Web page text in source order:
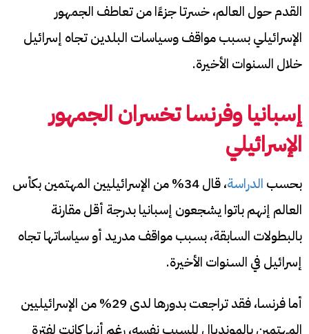
القدم حول العالم، خسرتا جزءًا من تعاطف الجمهور
الإسرائيلي بسبب مواقف وسياسات البلدين تجاه إسرائيل
خلال السنوات الأخيرة.
إسبانيا وفرنسا تخسران الجمهور
الإسرائيلي
بحسب الدراسة
، قال 34% من الإسرائيليين المهتمين بكأس
العالم إنهم باتوا يشجعون إسبانيا بدرجة أقل مقارنة
بالبطولات السابقة، بسبب مواقف مدريد أو سياساتها تجاه
إسرائيل في السنوات الأخيرة.
أما فرنسا، فقد تراجعت بدورها لدى 29% من الإسرائيليين
المهتمين بالمونديال للسبب نفسه، رغم أنها كانت لفترة